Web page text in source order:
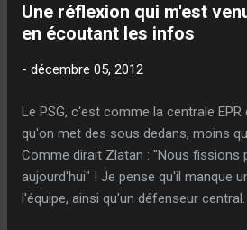
signe ne trompait pas
fallait, certainement
vraiment ! Quand ça
et on a envie de s'en
ne suis pas du genre
fallait trouver la
mauvaise passe ! Je
Une réflexion qui m'est
en écoutant les infos
- décembre 05, 2012
Le PSG, c'est comme la centrale EPR
qu'on met des sous dedans, moins
Comme dirait Zlatan : "Nous fissions
aujourd'hui" ! Je pense qu'il manque
l'équipe, ainsi qu'un défenseur central.